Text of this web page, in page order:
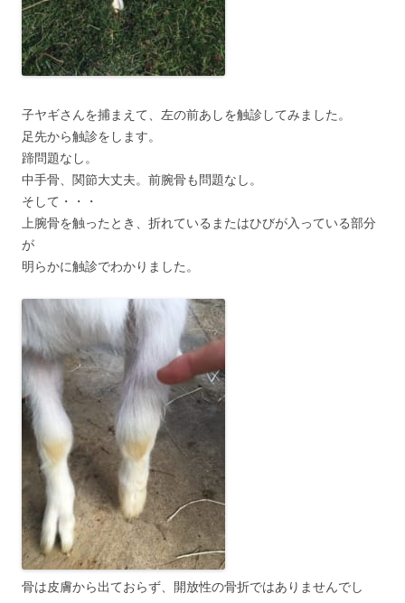
子ヤギさんを捕まえて、左の前あしを触診してみました。
足先から触診をします。
蹄問題なし。
中手骨、関節大丈夫。前腕骨も問題なし。
そして・・・
上腕骨を触ったとき、折れているまたはひびが入っている部分
が
明らかに触診でわかりました。
骨は皮膚から出ておらず、開放性の骨折ではありませんでし